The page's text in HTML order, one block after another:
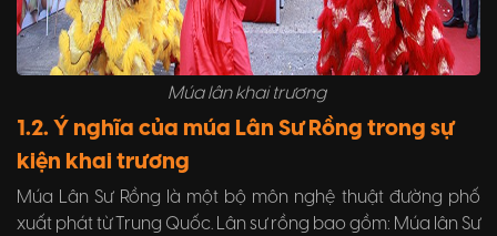
Múa lân khai trương
1.2. Ý nghĩa của múa Lân Sư Rồng trong sự
kiện khai trương
Múa Lân Sư Rồng là một bộ môn nghệ thuật đường phố
xuất phát từ Trung Quốc. Lân sư rồng bao gồm: Múa lân Sư